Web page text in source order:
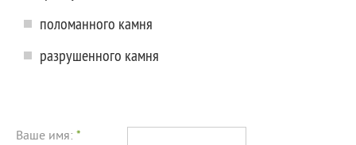
поломанного камня
разрушенного камня
Ваше имя: *